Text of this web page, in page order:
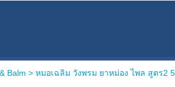
Balm > หมอเฉลิม วังพรม ยาหม่อง ไพล สูตร2